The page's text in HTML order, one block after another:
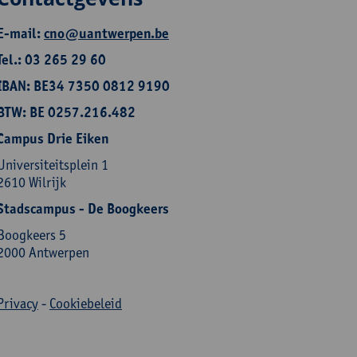
mail:cno@uantwerpen.be
03 265 29 60
BE34 7350 0812 9190
BE 0257.216.482
Drie Eiken
1
Wilrijk
- De Boogkeers
5
Antwerpen
- Cookiebeleid